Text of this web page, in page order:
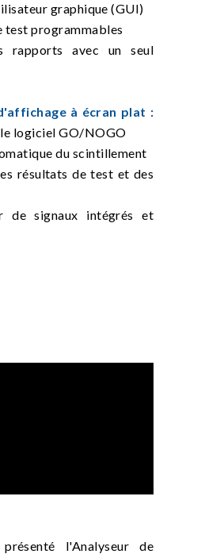
graphique (GUI)
test programmables
rapports avec un seul
à écran plat :
logiciel GO/NOGO
du scintillement
résultats de test et des
de signaux intégrés et
l'Analyseur de